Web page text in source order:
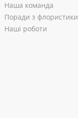
Наша команда
Поради з флористики
Наші роботи